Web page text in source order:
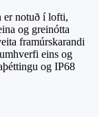
er notuð í lofti,
og greinótta
framúrskarandi
eins og
og IP68